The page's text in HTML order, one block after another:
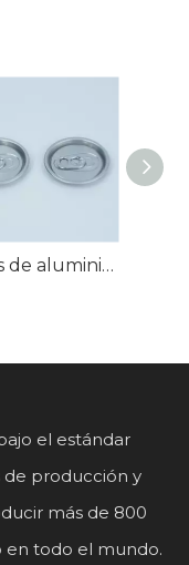
Tapas de aluminio CDL B64 200# 202# SOT
el estándar
de producción y
más de 800
en todo el mundo.